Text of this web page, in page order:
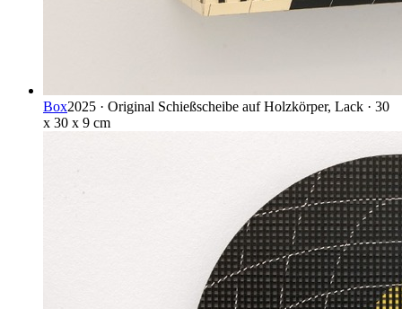
Box2025 · Original Schießscheibe auf Holzkörper, Lack · 30
x 30 x 9 cm